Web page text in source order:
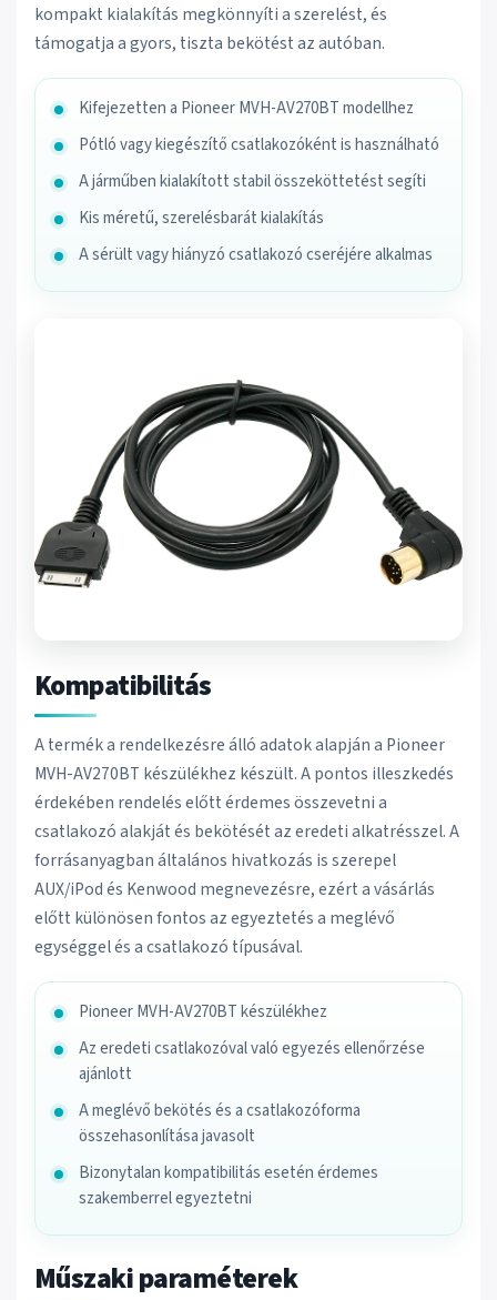
kompakt kialakítás megkönnyíti a szerelést, és
támogatja a gyors, tiszta bekötést az autóban.
Kifejezetten a Pioneer MVH-AV270BT modellhez
Pótló vagy kiegészítő csatlakozóként is használható
A járműben kialakított stabil összeköttetést segíti
Kis méretű, szerelésbarát kialakítás
A sérült vagy hiányzó csatlakozó cseréjére alkalmas
Kompatibilitás
A termék a rendelkezésre álló adatok alapján a Pioneer
MVH-AV270BT készülékhez készült. A pontos illeszkedés
érdekében rendelés előtt érdemes összevetni a
csatlakozó alakját és bekötését az eredeti alkatrésszel. A
forrásanyagban általános hivatkozás is szerepel
AUX/iPod és Kenwood megnevezésre, ezért a vásárlás
előtt különösen fontos az egyeztetés a meglévő
egységgel és a csatlakozó típusával.
Pioneer MVH-AV270BT készülékhez
Az eredeti csatlakozóval való egyezés ellenőrzése
ajánlott
A meglévő bekötés és a csatlakozóforma
összehasonlítása javasolt
Bizonytalan kompatibilitás esetén érdemes
szakemberrel egyeztetni
Műszaki paraméterek